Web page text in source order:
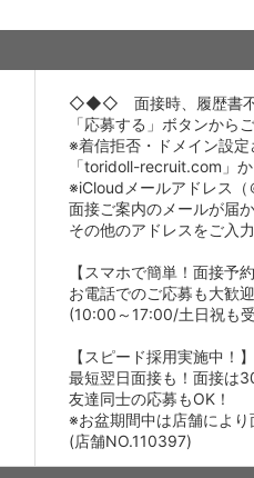
◇◆◇ 面接時、履歴
「応募する」ボタンから
※着信拒否・ドメイン設定
「toridoll-recruit.com」
※iCloudメールアドレス
面接ご案内のメールが届
その他のアドレスをご入
【スマホで簡単！面接予
お電話でのご応募も大歓迎
(10:00～17:00/土日祝も
【スピード採用実施中！】
最短翌日面接も！面接は
友達同士の応募もOK！
※お盆期間中は店舗によ
(店舗NO.110397)